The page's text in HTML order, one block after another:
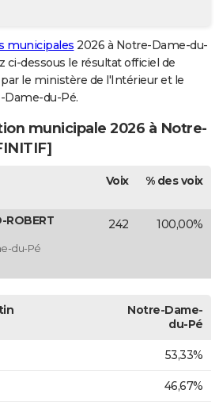
municipales 2026 à Notre-Dame-du-
ci-dessous le résultat officiel de
le ministère de l'Intérieur et le
Dame-du-Pé.
municipale 2026 à Notre-
Voix % des voix
ROBERT
du-Pé
242 100,00%
Notre-Dame-
du-Pé
53,33%
46,67%